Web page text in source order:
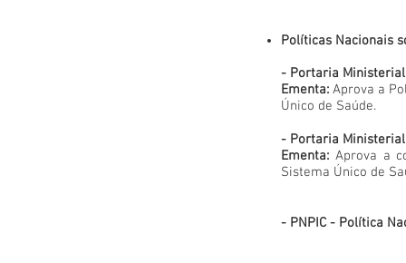
Políticas Nacionais
- Portaria Ministerial
Ementa: Aprova a
Único de Saúde.
- Portaria Ministerial
Ementa: Aprova a
Sistema Único de
- PNPIC - Política